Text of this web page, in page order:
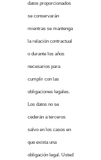
datos proporcionados
se conservarán
mientras se mantenga
la relación contractual
o durante los años
necesarios para
cumplir con las
obligaciones legales.
Los datos no se
cederán a terceros
salvo en los casos en
que exista una
obligación legal. Usted